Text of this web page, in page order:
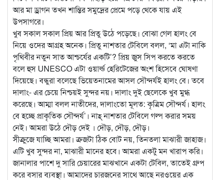
আর মা ড্রাগন তখন শান্তির সমুদ্রের প্রেমে পড়ে থেকে যায় এই
উপসাগরে।
খুব সকাল সকাল প্রিয় আর প্রিতু উঠে পড়েছে। বোঝা গেল হালং বে
নিয়ে ওদের আগ্রহ অনেক। প্রিতু নাশতার টেবিলে বলল, ‘মা এটা নাকি
পৃথিবীর নতুন সাত আশ্চর্যের একটি’? প্রিয় জুস সিপ করতে করতে
বলে হুস UNESCO এটা ওয়ার্ল্ড হেরিটেজের অংশ হিসেবে ঘোষণা
দিয়েছে। বন্ধুরা বলেছে ভিয়েতনামের আসল সৌন্দর্যই হালং বে। তবে
দালাং- এর চেয়ে নিশ্চয়ই সুন্দর নয়। দালাং দুই ছেলেকে খুব মুগ্ধ
করেছে। আম্মা বলল নাতীদের, দালাংতো মূলত: কৃত্রিম সৌন্দর্য। হালং
বে হচ্ছে প্রাকৃতিক সৌন্দর্য’। নাহ্ নাশতার টেবিলে গল্প করার সময়
নেই। আমরা উঠে দৌড় দেই । দৌড়, দৌড়, দৌড়।
সীক্রুজে যাচ্ছি আমরা। ক্রজটা ঠিক বোট নয়, তিনতলা মাঝারী জাহাজ।
এটি খুব সুন্দর না, মাঝারী মানের হবে। আমরা একটু মন খারাপ করি।
জানালার পাশে দু সারি চেয়ারের মাঝখানে একটা টেবিল, তাতেই গ্রুপ
করে বসার ব্যবস্থা। আমাদের চারজনের সাথে আছে নরওয়ের এক